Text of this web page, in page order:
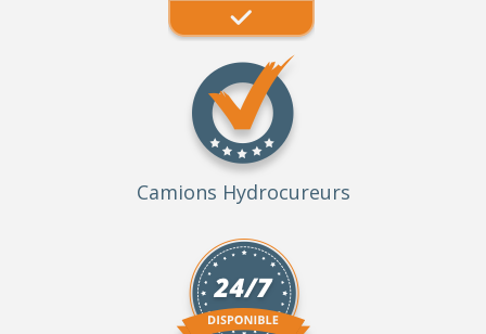
Camions Hydrocureurs